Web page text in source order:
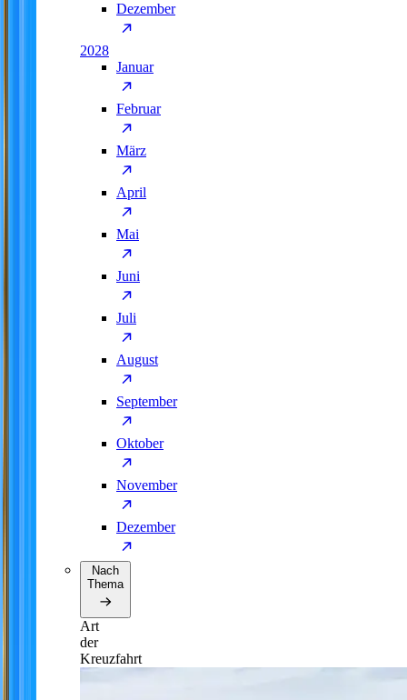
Dezember
2028
Januar
Februar
März
April
Mai
Juni
Juli
August
September
Oktober
November
Dezember
Nach
Thema
Art
der
Kreuzfahrt